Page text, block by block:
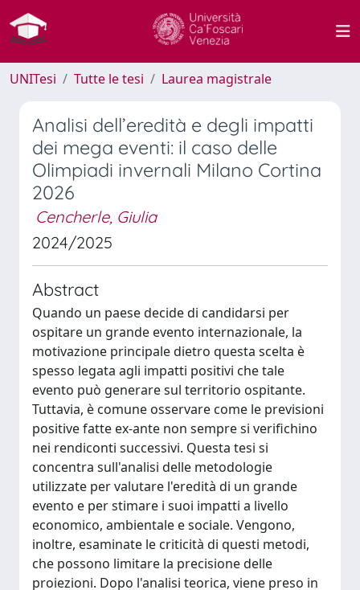
UNITesi Tutte le tesi Laurea magistrale
Analisi dell’eredità e degli impatti
dei mega eventi: il caso delle
Olimpiadi invernali Milano Cortina
2026
Cencherle, Giulia
2024/2025
Abstract
Quando un paese decide di candidarsi per
ospitare un grande evento internazionale, la
motivazione principale dietro questa scelta è
spesso legata agli impatti positivi che tale
evento può generare sul territorio ospitante.
Tuttavia, è comune osservare come le previsioni
positive fatte ex-ante non sempre si verifichino
nei rendiconti successivi. Questa tesi si
concentra sull'analisi delle metodologie
utilizzate per valutare l'eredità di un grande
evento e per stimare i suoi impatti a livello
economico, ambientale e sociale. Vengono,
inoltre, esaminate le criticità di questi metodi,
che possono limitare la precisione delle
proiezioni. Dopo l'analisi teorica, viene preso in